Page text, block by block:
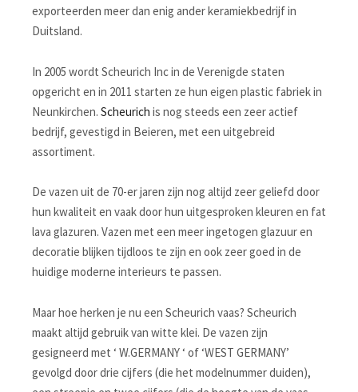
exporteerden meer dan enig ander keramiekbedrijf in
Duitsland.
In 2005 wordt Scheurich Inc in de Verenigde staten
opgericht en in 2011 starten ze hun eigen plastic fabriek in
Neunkirchen. Scheurich is nog steeds een zeer actief
bedrijf, gevestigd in Beieren, met een uitgebreid
assortiment.
De vazen uit de 70-er jaren zijn nog altijd zeer geliefd door
hun kwaliteit en vaak door hun uitgesproken kleuren en fat
lava glazuren. Vazen met een meer ingetogen glazuur en
decoratie blijken tijdloos te zijn en ook zeer goed in de
huidige moderne interieurs te passen.
Maar hoe herken je nu een Scheurich vaas? Scheurich
maakt altijd gebruik van witte klei. De vazen zijn
gesigneerd met ‘ W.GERMANY ‘ of ‘WEST GERMANY’
gevolgd door drie cijfers (die het modelnummer duiden),